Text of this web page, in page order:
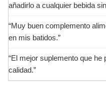
añadirlo a cualquier bebida
“Muy buen complemento
en mis batidos.”
“El mejor suplemento que he
calidad.”